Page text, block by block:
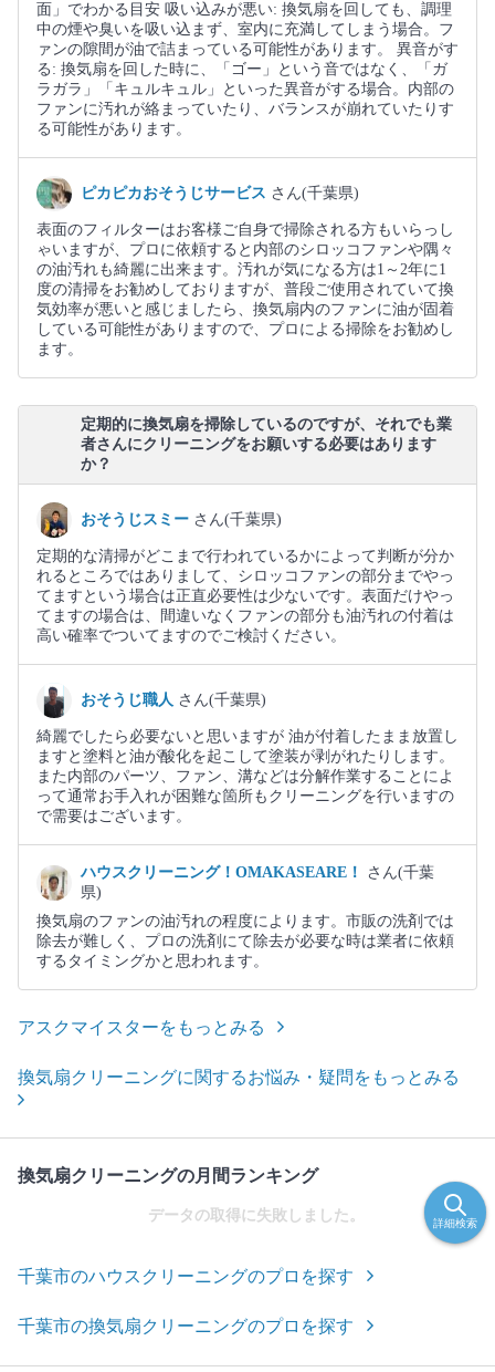
面」でわかる目安 吸い込みが悪い: 換気扇を回しても、調理
中の煙や臭いを吸い込まず、室内に充満してしまう場合。フ
ァンの隙間が油で詰まっている可能性があります。 異音がす
る: 換気扇を回した時に、「ゴー」という音ではなく、「ガ
ラガラ」「キュルキュル」といった異音がする場合。内部の
ファンに汚れが絡まっていたり、バランスが崩れていたりす
る可能性があります。
ピカピカおそうじサービス さん(千葉県)
表面のフィルターはお客様ご自身で掃除される方もいらっし
ゃいますが、プロに依頼すると内部のシロッコファンや隅々
の油汚れも綺麗に出来ます。汚れが気になる方は1～2年に1
度の清掃をお勧めしておりますが、普段ご使用されていて換
気効率が悪いと感じましたら、換気扇内のファンに油が固着
している可能性がありますので、プロによる掃除をお勧めし
ます。
定期的に換気扇を掃除しているのですが、それでも業
者さんにクリーニングをお願いする必要はあります
か？
おそうじスミー さん(千葉県)
定期的な清掃がどこまで行われているかによって判断が分か
れるところではありまして、シロッコファンの部分までやっ
てますという場合は正直必要性は少ないです。表面だけやっ
てますの場合は、間違いなくファンの部分も油汚れの付着は
高い確率でついてますのでご検討ください。
おそうじ職人 さん(千葉県)
綺麗でしたら必要ないと思いますが 油が付着したまま放置し
ますと塗料と油が酸化を起こして塗装が剥がれたりします。
また内部のパーツ、ファン、溝などは分解作業することによ
って通常お手入れが困難な箇所もクリーニングを行いますの
で需要はございます。
ハウスクリーニング！OMAKASEARE！
さん(千葉
県)
換気扇のファンの油汚れの程度によります。市販の洗剤では
除去が難しく、プロの洗剤にて除去が必要な時は業者に依頼
するタイミングかと思われます。
アスクマイスターをもっとみる
換気扇クリーニングに関するお悩み・疑問をもっとみる
換気扇クリーニングの月間ランキング
データの取得に失敗しました。
千葉市のハウスクリーニングのプロを探す
千葉市の換気扇クリーニングのプロを探す
詳細検索